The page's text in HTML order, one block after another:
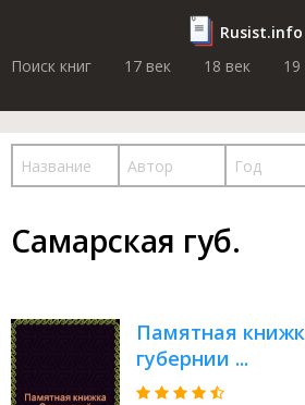
Rusist.info
Поиск книг
17 век 18 век 19
Самарская губ.
Памятная
губернии ...